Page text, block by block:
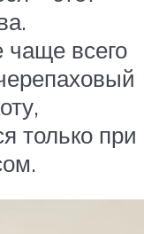
всего
только при